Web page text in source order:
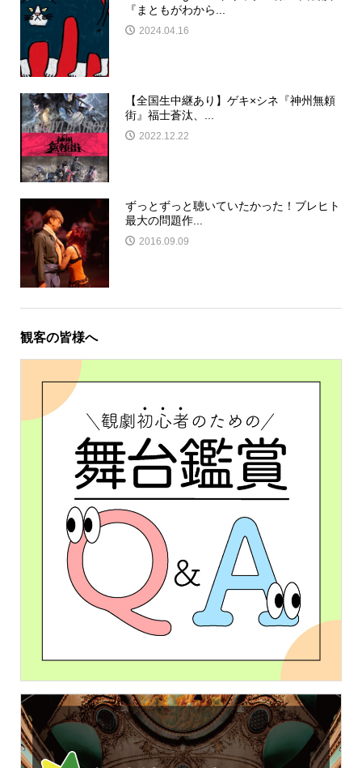
『まともがわから...
2024.04.16
【全国生中継あり】ゲキ×シネ『神州無頼
街』福士蒼汰、...
2022.12.22
ずっとずっと聴いていたかった！ブレヒト
最大の問題作...
2016.09.09
観客の皆様へ